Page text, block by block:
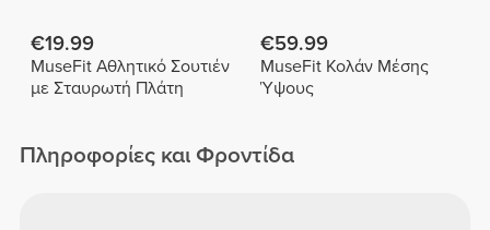
€19.99
MuseFit Αθλητικό Σουτιέν
με Σταυρωτή Πλάτη
€59.99
MuseFit Κολάν Μέσης
Ύψους
Πληροφορίες και Φροντίδα